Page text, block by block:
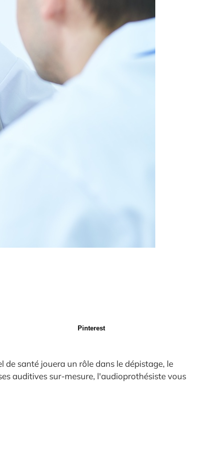
Pinterest
santé jouera un rôle dans le dépistage, le
auditives sur-mesure, l'audioprothésiste vous